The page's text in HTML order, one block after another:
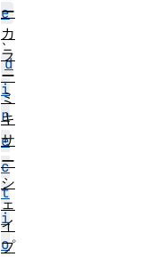
e
、
d
i
r
e
c
t
i
o
ー
カ
ラ
ー
ミ
キ
サ
ー
シ
ェ
イ
プ